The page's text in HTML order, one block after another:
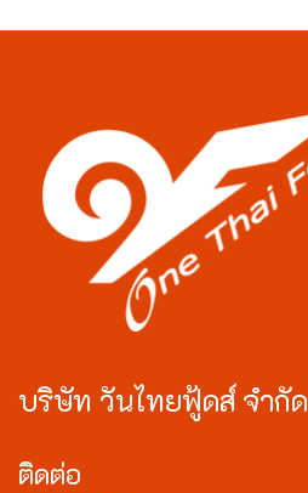
บริษัท วันไทยฟู้ดส์ จำกัด
ติดต่อ